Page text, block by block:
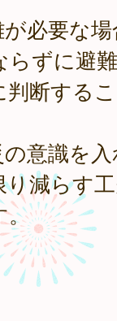
必要な
ずに避
断する
意識を
減らす
。